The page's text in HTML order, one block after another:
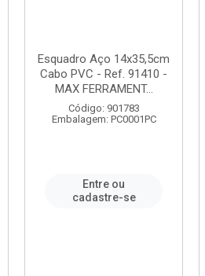
Esquadro Aço 14x35,5cm
Cabo PVC - Ref. 91410 -
MAX FERRAMENT...
Código: 901783
Embalagem: PC0001PC
Entre ou
cadastre-se